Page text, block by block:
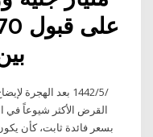
بين
القرض الأكثر شيوعاً في
بسعر فائدة ثابت، كأن